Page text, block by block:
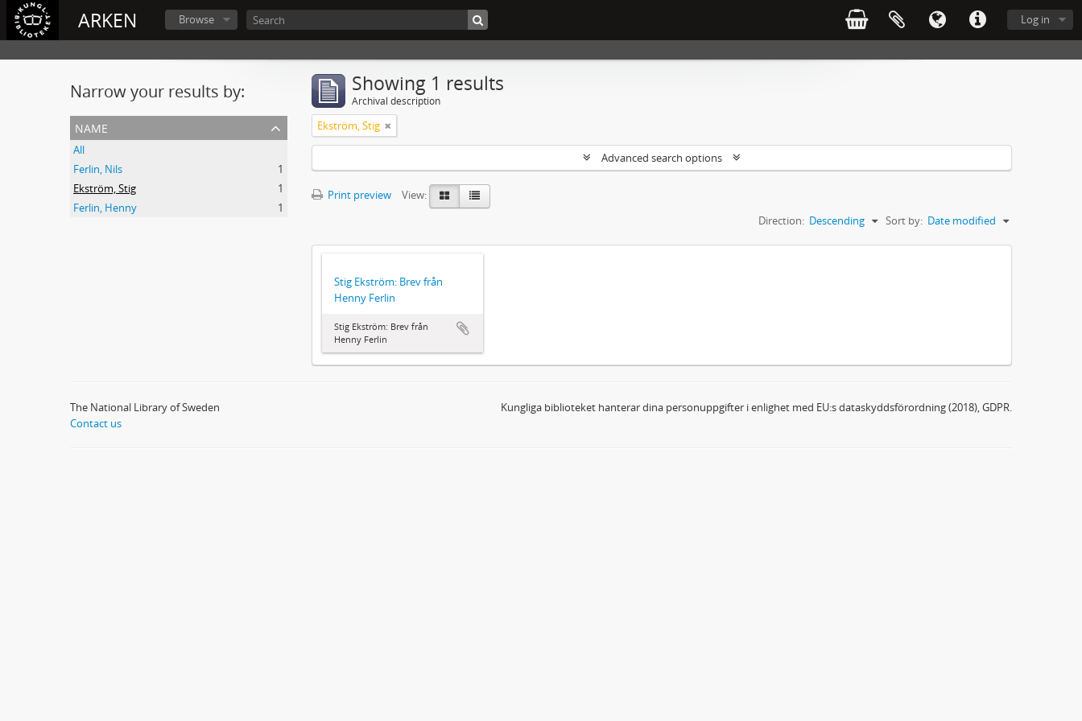
ARKEN Log in
Browse
Narrow your results by:
name
All
Ferlin, Nils
1
Ekström, Stig
1
Ferlin, Henny
1
Showing 1 results
Archival description
Ekström, Stig
Advanced search options
Print preview
View:
Sort by: Date modified
Direction: Descending
Stig Ekström: Brev från
Henny Ferlin
Stig Ekström: Brev från
Henny Ferlin
The National Library of Sweden
Contact us
Kungliga biblioteket hanterar dina personuppgifter i enlighet med EU:s dataskyddsförordning (2018), GDPR.